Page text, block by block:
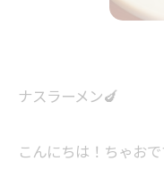
ナスラーメン🍆
こんにちは！ちゃお